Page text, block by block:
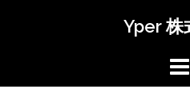
Yper 株